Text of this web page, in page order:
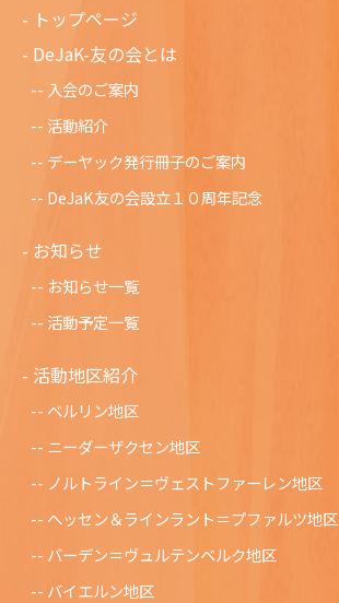
トップページ
DeJaK-友の会とは
入会のご案内
活動紹介
デーヤック発行冊子のご案内
DeJaK友の会設立１０周年記念
お知らせ
お知らせ一覧
活動予定一覧
活動地区紹介
ベルリン地区
ニーダーザクセン地区
ノルトライン＝ヴェストファーレン地区
ヘッセン＆ラインラント＝プファルツ地区
バーデン＝ヴュルテンベルク地区
バイエルン地区